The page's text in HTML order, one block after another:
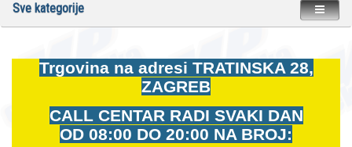
Sve kategorije
Trgovina na adresi TRATINSKA 28,
ZAGREB
CALL CENTAR RADI SVAKI DAN
OD 08:00 DO 20:00 NA BROJ: